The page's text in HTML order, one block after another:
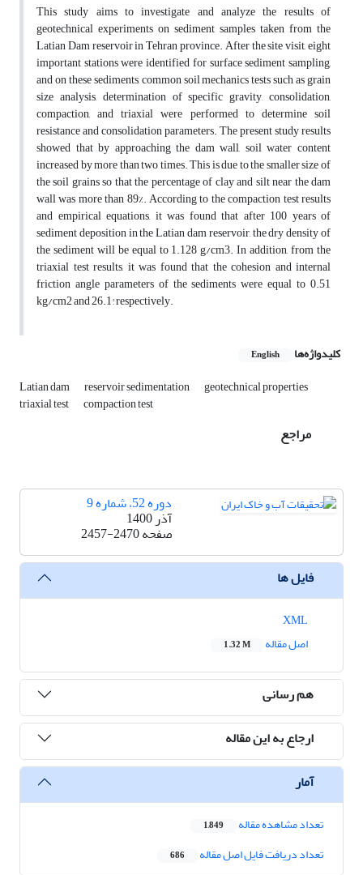
This study aims to investigate and analyze the results of
geotechnical experiments on sediment samples taken from the
Latian Dam reservoir in Tehran province. After the site visit, eight
important stations were identified for surface sediment sampling,
and on these sediments, common soil mechanics tests such as grain
size analysis, determination of specific gravity, consolidation,
compaction, and triaxial were performed to determine soil
resistance and consolidation parameters. The present study results
showed that by approaching the dam wall, soil water content
increased by more than two times. This is due to the smaller size of
the soil grains so that the percentage of clay and silt near the dam
wall was more than 89%. According to the compaction test results
and empirical equations, it was found that after 100 years of
sediment deposition in the Latian dam reservoir, the dry density of
the sediment will be equal to 1.128 g/cm3. In addition, from the
triaxial test results, it was found that the cohesion and internal
friction angle parameters of the sediments were equal to 0.51
kg/cm2 and 26.1°, respectively.
کلیدواژه‌ها English
Latian dam reservoir sedimentation geotechnical properties
triaxial test compaction test
مراجع
دوره 52، شماره 9
آذر 1400
صفحه2457-2470
فایل ها
اصل مقاله
1.32 M
هم رسانی
ارجاع به این مقاله
آمار
تعداد مشاهده مقاله 1,849
تعداد دریافت فایل اصل مقاله 686